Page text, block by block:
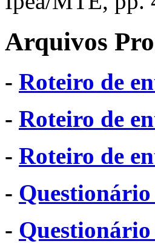
Arquivos
- Roteiro de
- Roteiro de
- Roteiro de
-
-